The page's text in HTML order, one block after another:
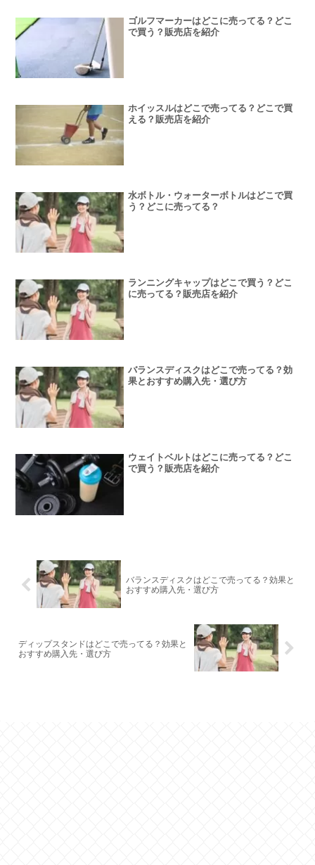
ゴルフマーカーはどこに売ってる？どこ
で買う？販売店を紹介
ホイッスルはどこで売ってる？どこで買
える？販売店を紹介
水ボトル・ウォーターボトルはどこで買
う？どこに売ってる？
ランニングキャップはどこで買う？どこ
に売ってる？販売店を紹介
バランスディスクはどこで売ってる？効
果とおすすめ購入先・選び方
ウェイトベルトはどこに売ってる？どこ
で買う？販売店を紹介
バランスディスクはどこで売ってる？効果と
おすすめ購入先・選び方
ディップスタンドはどこで売ってる？効果と
おすすめ購入先・選び方